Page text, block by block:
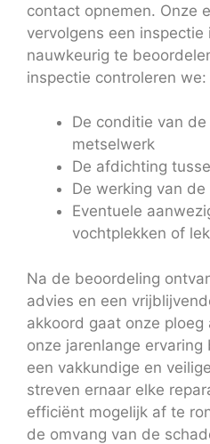
contact opnemen. Onze
vervolgens een
nauwkeurig te
inspectie controleren we:
De conditie van
metselwerk
De afdichting
De werking van
Eventuele
vochtplekken of
Na de beoordeling
advies en een
akkoord gaat onze ploeg
onze jarenlange
een vakkundige en
streven ernaar elke
efficiënt mogelijk af te
de omvang van de